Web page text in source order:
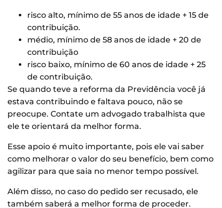
risco alto, mínimo de 55 anos de idade + 15 de
contribuição.
médio, mínimo de 58 anos de idade + 20 de
contribuição
risco baixo, mínimo de 60 anos de idade + 25
de contribuição.
Se quando teve a reforma da Previdência você já
estava contribuindo e faltava pouco, não se
preocupe. Contate um advogado trabalhista que
ele te orientará da melhor forma.
Esse apoio é muito importante, pois ele vai saber
como melhorar o valor do seu benefício, bem como
agilizar para que saia no menor tempo possível.
Além disso, no caso do pedido ser recusado, ele
também saberá a melhor forma de proceder.